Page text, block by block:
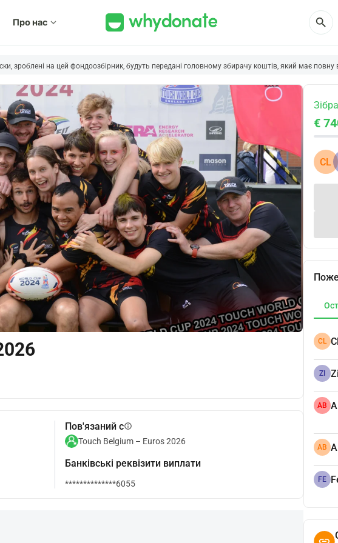
Про нас expand_more search
зроблені на цей фондоозбірник, будуть передані головному збирачу коштів, який має
Пов'язаний сinfo
Touch Belgium – Euros 2026
Банківські реквізити виплати
**************6055
€
CL
CL
ZI
АВ
АВ
FE